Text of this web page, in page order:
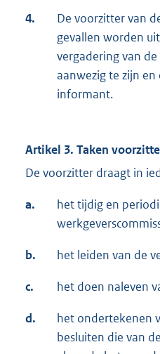
4.
De voorzitter van
gevallen worden
vergadering van
aanwezig te zijn
informant.
Artikel 3. Taken
De voorzitter draagt in
a.
het tijdig en
b. het leiden van de
c. het doen naleven
d.
het ondertekenen
besluiten die van